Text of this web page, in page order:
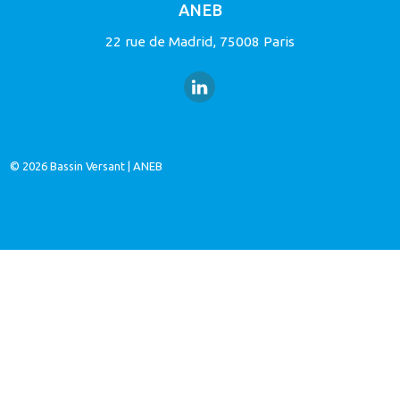
ANEB
22 rue de Madrid, 75008 Paris
© 2026Bassin Versant | ANEB